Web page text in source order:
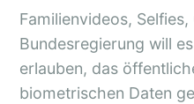
Familienvideos,
Bundesregierung will
erlauben, das
biometrischen Daten